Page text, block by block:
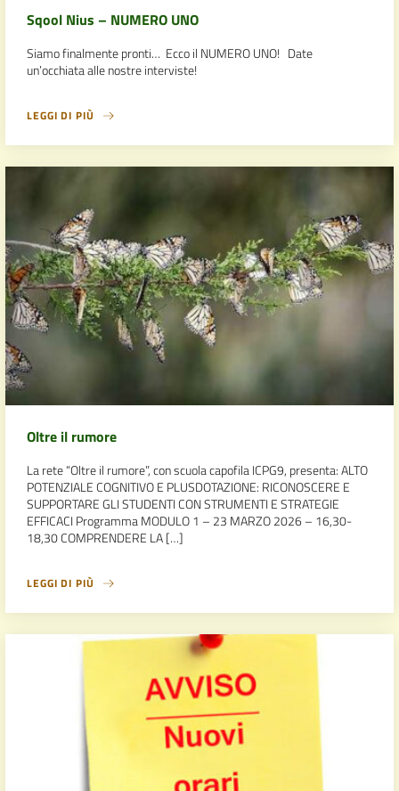
Sqool Nius – NUMERO UNO
Siamo finalmente pronti… Ecco il NUMERO UNO! Date
un’occhiata alle nostre interviste!
LEGGI DI PIÙ
Oltre il rumore
La rete “Oltre il rumore”, con scuola capofila ICPG9, presenta: ALTO
POTENZIALE COGNITIVO E PLUSDOTAZIONE: RICONOSCERE E
SUPPORTARE GLI STUDENTI CON STRUMENTI E STRATEGIE
EFFICACI Programma MODULO 1 – 23 MARZO 2026 – 16,30-
18,30 COMPRENDERE LA […]
LEGGI DI PIÙ